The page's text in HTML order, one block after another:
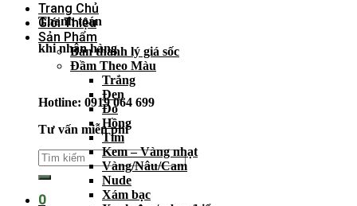
Thanh toán
khi nhận hàng
Hotline: 0919 064 699
Tư vấn miễn phí
0
Trang Chủ
Giới Thiệu
Sản Phẩm
Bán thanh lý giá sốc
Đầm Theo Màu
Trắng
Đen
Đỏ
Hồng
Tím
Kem – Vàng nhạt
Vàng/Nâu/Cam
Nude
Xám bạc